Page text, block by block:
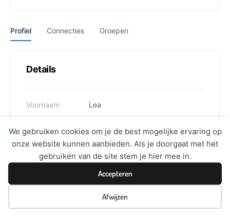
We gebruiken cookies om je de best mogelijke ervaring op
onze website kunnen aanbieden. Als je doorgaat met het
gebruiken van de site stem je hier mee in.
Accepteren
Afwijzen
Profiel Connecties Groepen
Details
Voornaam Lea
Achternaam de Vries
Gebruikersnaam Lea.devries@pcbo-rheden.nl